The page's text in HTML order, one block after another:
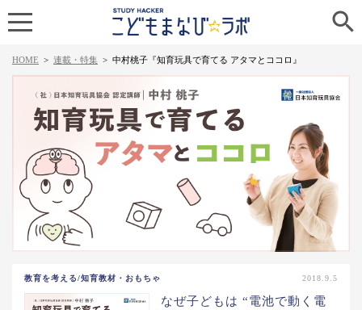

HOME > 連載・特集 > 中村桃子『知育玩具で育てる アタマとココロ』
教育を考える/知育教材・おもちゃ 2018.9.5
なぜ子どもは “電池で動く電